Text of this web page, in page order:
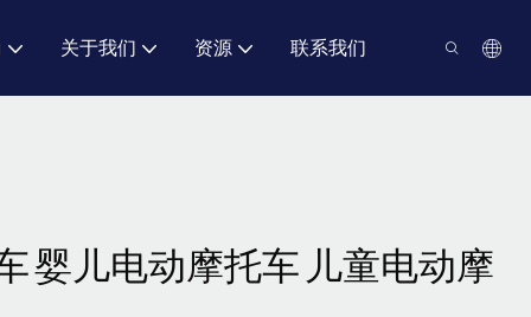
关于我们 资源 联系我们
婴儿电动摩托车 儿童电动摩